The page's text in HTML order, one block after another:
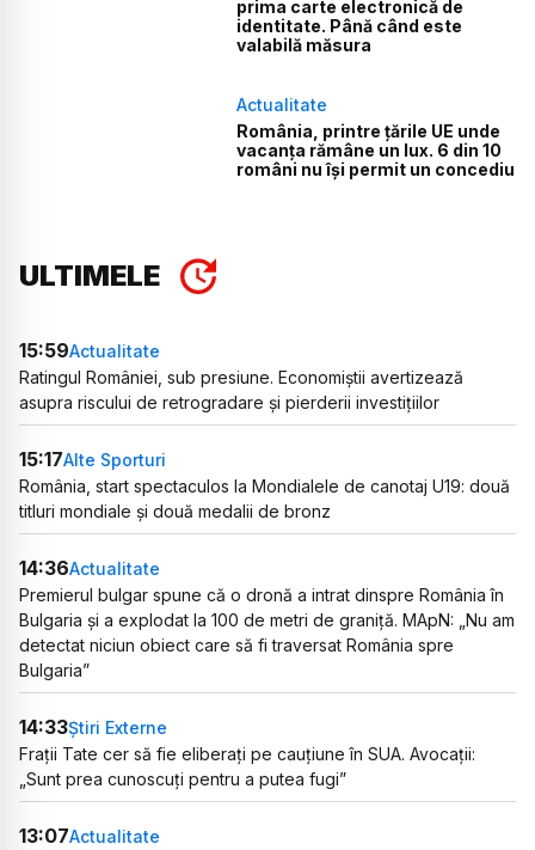
prima carte electronică de
identitate. Până când este
valabilă măsura
Actualitate
România, printre țările UE unde
vacanța rămâne un lux. 6 din 10
români nu își permit un concediu
ULTIMELE
15:59Actualitate
Ratingul României, sub presiune. Economiștii avertizează
asupra riscului de retrogradare și pierderii investițiilor
15:17Alte Sporturi
România, start spectaculos la Mondialele de canotaj U19: două
titluri mondiale și două medalii de bronz
14:36Actualitate
Premierul bulgar spune că o dronă a intrat dinspre România în
Bulgaria și a explodat la 100 de metri de graniță. MApN: „Nu am
detectat niciun obiect care să fi traversat România spre
Bulgaria”
14:33Știri Externe
Frații Tate cer să fie eliberați pe cauțiune în SUA. Avocații:
„Sunt prea cunoscuți pentru a putea fugi”
13:07Actualitate